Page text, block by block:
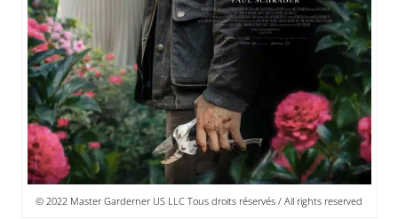
© 2022 Master Garderner US LLC Tous droits réservés / All rights reserved